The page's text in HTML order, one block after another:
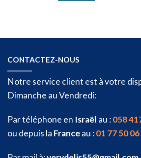
CONTACTEZ-NOUS
Notre service client est à votre
Dimanche au Vendredi:
Par téléphone en Israël au :058
ou depuis la Franceau :01 77 50